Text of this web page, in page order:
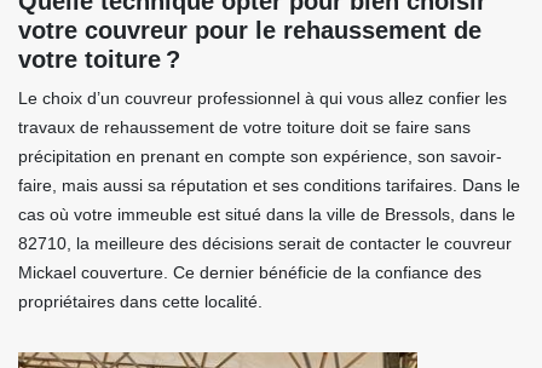
votre couvreur pour le rehaussement de
votre toiture ?
Le choix d’un couvreur professionnel à qui vous allez confier les
travaux de rehaussement de votre toiture doit se faire sans
précipitation en prenant en compte son expérience, son savoir-
faire, mais aussi sa réputation et ses conditions tarifaires. Dans le
cas où votre immeuble est situé dans la ville de Bressols, dans le
82710, la meilleure des décisions serait de contacter le couvreur
Mickael couverture. Ce dernier bénéficie de la confiance des
propriétaires dans cette localité.